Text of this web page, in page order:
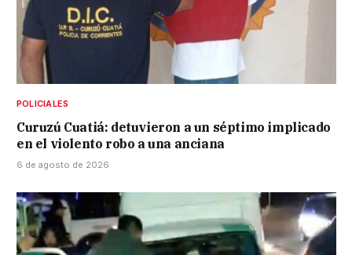
POLICIALES
Curuzú Cuatiá: detuvieron a un séptimo implicado
en el violento robo a una anciana
6 de agosto de 2026